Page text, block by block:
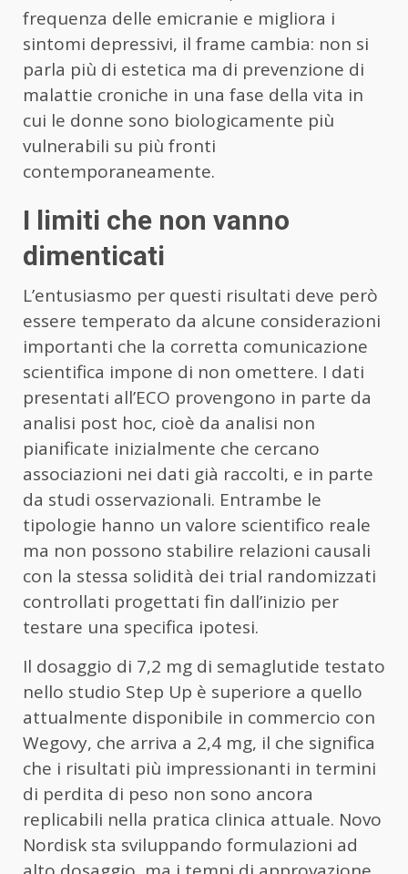
frequenza delle emicranie e migliora i
sintomi depressivi, il frame cambia: non si
parla più di estetica ma di prevenzione di
malattie croniche in una fase della vita in
cui le donne sono biologicamente più
vulnerabili su più fronti
contemporaneamente.
I limiti che non vanno
dimenticati
L’entusiasmo per questi risultati deve però
essere temperato da alcune considerazioni
importanti che la corretta comunicazione
scientifica impone di non omettere. I dati
presentati all’ECO provengono in parte da
analisi post hoc, cioè da analisi non
pianificate inizialmente che cercano
associazioni nei dati già raccolti, e in parte
da studi osservazionali. Entrambe le
tipologie hanno un valore scientifico reale
ma non possono stabilire relazioni causali
con la stessa solidità dei trial randomizzati
controllati progettati fin dall’inizio per
testare una specifica ipotesi.
Il dosaggio di 7,2 mg di semaglutide testato
nello studio Step Up è superiore a quello
attualmente disponibile in commercio con
Wegovy, che arriva a 2,4 mg, il che significa
che i risultati più impressionanti in termini
di perdita di peso non sono ancora
replicabili nella pratica clinica attuale. Novo
Nordisk sta sviluppando formulazioni ad